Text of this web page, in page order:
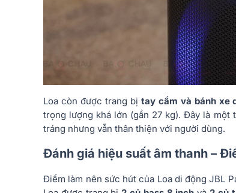
Loa còn được trang bị tay cầm và bánh xe
trọng lượng khá lớn (gần 27 kg). Đây là một
tráng nhưng vẫn thân thiện với người dùng.
Đánh giá hiệu suất âm thanh –
Điểm làm nên sức hút của Loa di động JBL